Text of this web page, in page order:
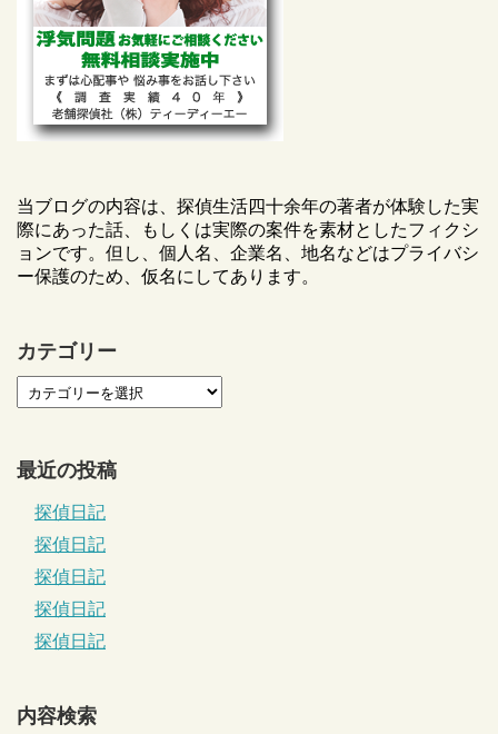
当ブログの内容は、探偵生活四十余年の著者が体験した実
際にあった話、もしくは実際の案件を素材としたフィクシ
ョンです。但し、個人名、企業名、地名などはプライバシ
ー保護のため、仮名にしてあります。
カテゴリー
最近の投稿
探偵日記
探偵日記
探偵日記
探偵日記
探偵日記
内容検索